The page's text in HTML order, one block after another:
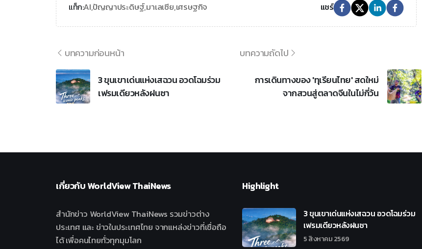
แท็ก:AI,ปัญญาประดิษฐ์,มาเลเซีย,เศรษฐกิจ แชร์
บทความก่อนหน้า
3 ขุนเขาเด่นแห่งเสฉวน อวดโฉมร่วม
เฟรมเดียวหลังฝนซา
บทความถัดไป
การเดินทางของ 'ทุเรียนไทย' สดใหม่
จากสวนสู่ตลาดจีนในไม่กี่วัน
เกี่ยวกับWorldView ThaiNews
สำนักข่าว WorldView ThaiNews รวมข่าวต่าง
ประเทศ และ ข่าวในประเทศไทย จากแหล่งข่าวที่เชื่อถือ
ได้ เพื่อคนไทยทั่วทุกมุมโลก
Highlight
3 ขุนเขาเด่นแห่งเสฉวน อวดโฉมร่วม
เฟรมเดียวหลังฝนซา
5 สิงหาคม 2569